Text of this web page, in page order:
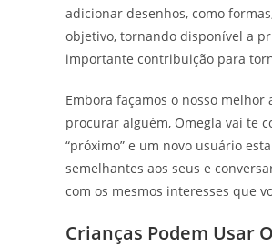
adicionar desenhos, como
objetivo, tornando disponível a
importante contribuição para
Embora façamos o nosso melhor
procurar alguém, Omegla vai te
“próximo” e um novo usuário
semelhantes aos seus e
com os mesmos interesses que
Crianças Podem Usar